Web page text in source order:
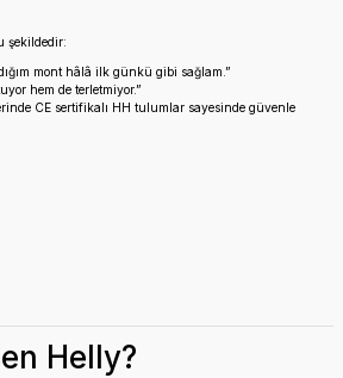
şekildedir:
mont hâlâ ilk günkü gibi sağlam.”
hem de terletmiyor.”
CE sertifikalı HH tulumlar sayesinde güvenle
Helly?